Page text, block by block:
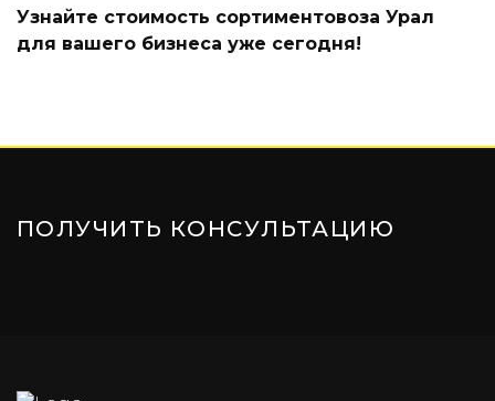
Узнайте стоимость сортиментовоза Урал
для вашего бизнеса уже сегодня!
ПОЛУЧИТЬ КОНСУЛЬТАЦИЮ